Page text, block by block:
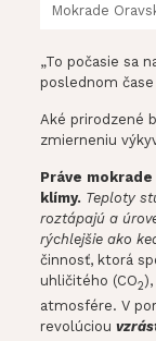
Mokrade
„To počasie sa
poslednom
Aké prirodzené
zmierneniu
Práve
klímy. Teploty
roztápajú a
rýchlejšie ako
činnosť, ktorá
uhličitého (CO2),
atmosfére. V
revolúciou